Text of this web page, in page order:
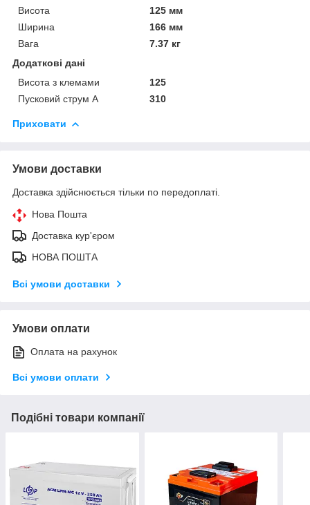
Висота
125 мм
Ширина
166 мм
Вага
7.37 кг
Додаткові дані
Висота з клемами
125
Пусковий струм А
310
Приховати
Умови доставки
Доставка здійснюється тільки по передоплаті.
Нова Пошта
Доставка кур'єром
НОВА ПОШТА
Всі умови доставки
Умови оплати
Оплата на рахунок
Всі умови оплати
Подібні товари компанії